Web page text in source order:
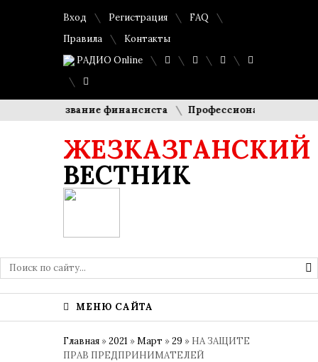
Вход Регистрация
FAQ
Правила
Контакты
РАДИО Online
звание финансиста Профессионалы своего дела
ЖЕЗКАЗГАНСКИЙ
ВЕСТНИК
МЕНЮ САЙТА
Главная »2021 »Март »29 » НА ЗАЩИТЕ
ПРАВ ПРЕДПРИНИМАТЕЛЕЙ